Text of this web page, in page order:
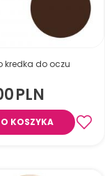
kredka do oczu
PLN
KOSZYKA